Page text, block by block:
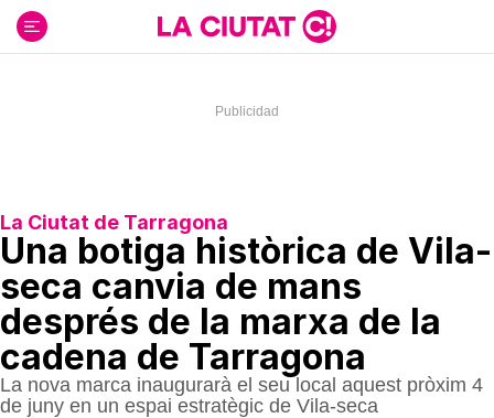
contenido
La Ciutat de Tarragona
Una botiga històrica de Vila-
seca canvia de mans
després de la marxa de la
cadena de Tarragona
La nova marca inaugurarà el seu local aquest pròxim 4
de juny en un espai estratègic de Vila-seca